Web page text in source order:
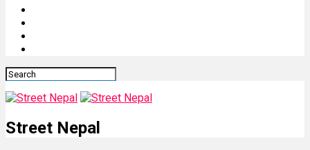
Street Nepal